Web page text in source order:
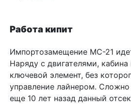
Работа кипит
Импортозамещение МС-21
Наряду с двигателями, кабина
ключевой элемент, без
управление лайнером. Сложно
еще 10 лет назад данный